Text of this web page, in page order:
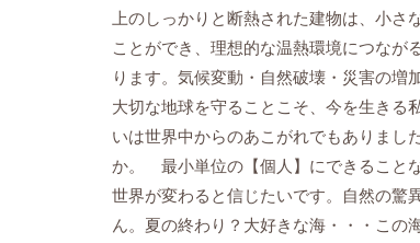
上のしっかりと断熱された建物は、小さ
ことができ、理想的な温熱環境につなが
ります。気候変動・自然破壊・災害の増
大切な地球を守ることこそ、今を生きる
いは世界中からのあこがれでもありまし
か。 最小単位の【個人】にできること
世界が変わると信じたいです。自然の驚
ん。夏の終わり？大好きな海・・・この